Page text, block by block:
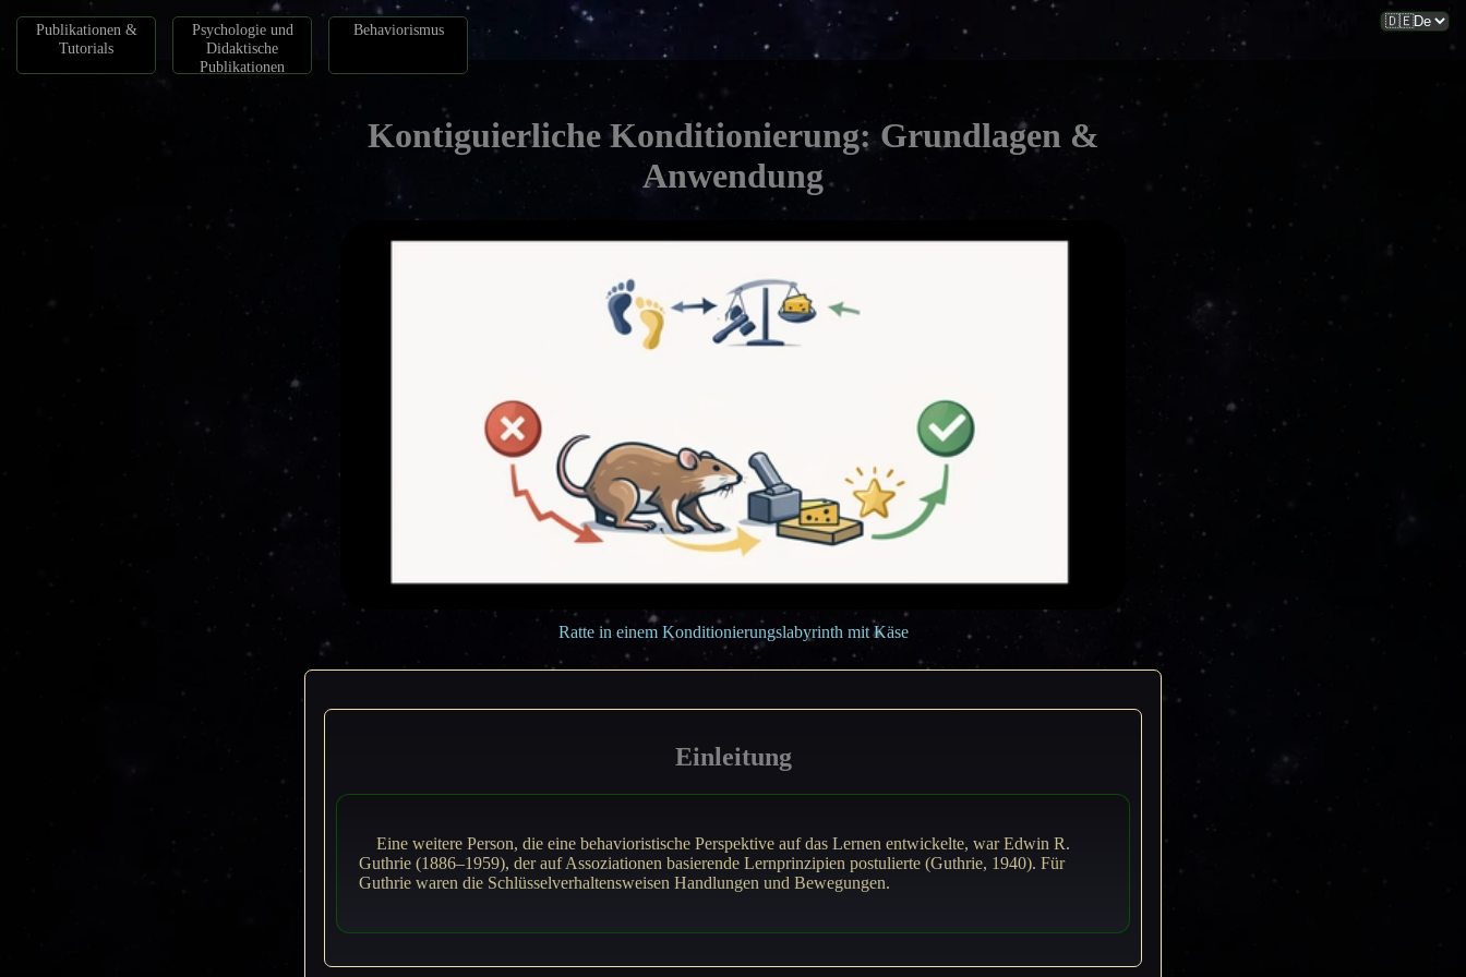
Publikationen &
Tutorials
Psychologie und
Didaktische
Publikationen
Behaviorismus
Kontiguierliche Konditionierung: Grundlagen &
Anwendung
Ratte in einem Konditionierungslabyrinth mit Käse
Einleitung
Eine weitere Person, die eine behavioristische Perspektive auf das Lernen entwickelte, war Edwin R.
Guthrie (1886–1959), der auf Assoziationen basierende Lernprinzipien postulierte (Guthrie, 1940). Für
Guthrie waren die Schlüsselverhaltensweisen Handlungen und Bewegungen.